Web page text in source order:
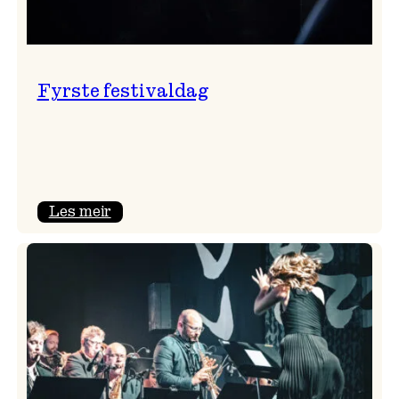
Fyrste festivaldag
Les meir: